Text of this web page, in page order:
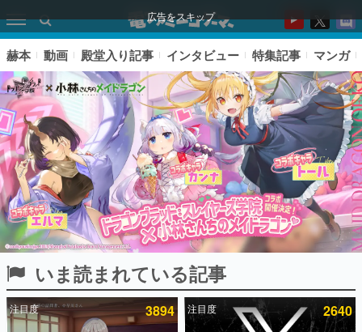
広告をスキップ
ピックアップ
電ファミのいま読まれている記事ランキング
赫本 動画 殿堂入り記事 インタビュー 特集記事 マンガ
いま読まれている記事
注目度 3894 注目度 2640